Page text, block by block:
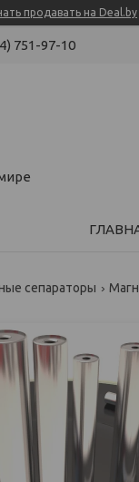
продавать на Deal.by
751-97-10
сепараторы